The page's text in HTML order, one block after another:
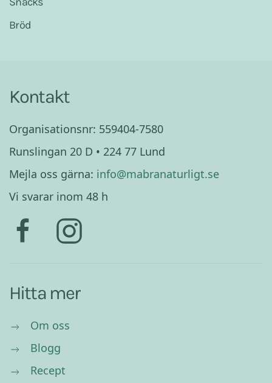
Bröd
Kontakt
Organisationsnr: 559404-7580
Runslingan 20 D • 224 77 Lund
Mejla oss gärna: info@mabranaturligt.se
Vi svarar inom 48 h
Hitta mer
Om oss
Blogg
Recept